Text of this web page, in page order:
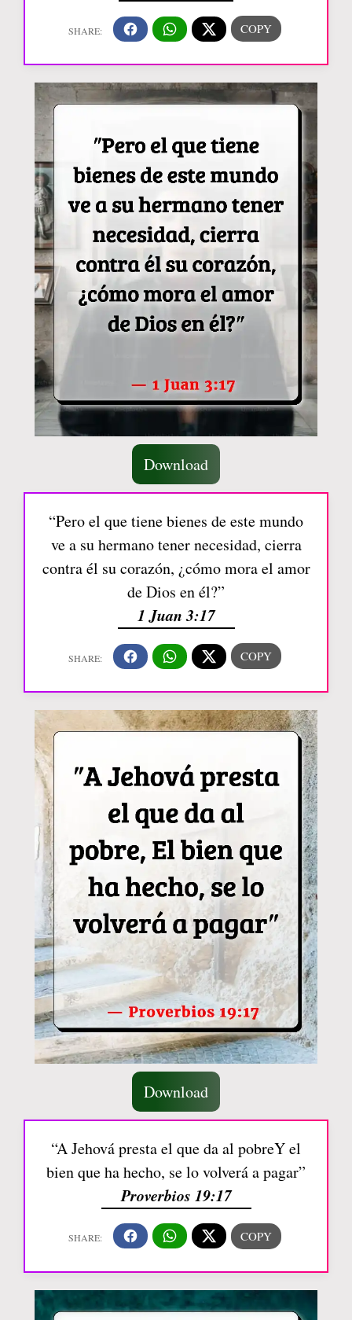
Download
“Pero el que tiene bienes de este mundo
ve a su hermano tener necesidad, cierra
contra él su corazón, ¿cómo mora el amor
de Dios en él?”
1 Juan 3:17
Download
“A Jehová presta el que da al pobreY el
bien que ha hecho, se lo volverá a pagar”
Proverbios 19:17